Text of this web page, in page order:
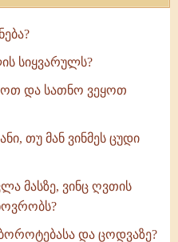
სიყვარულს?
და სათნო ვეყოთ
თუ მან ვინმეს ცუდი
მასზე, ვინც ღვთის
და ცოდვაზე?